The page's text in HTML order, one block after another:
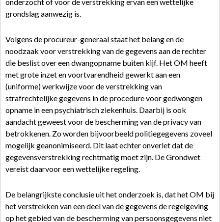
grondslag aanwezig is.
Volgens de procureur-generaal staat het belang en de
noodzaak voor verstrekking van de gegevens aan de rechter
die beslist over een dwangopname buiten kijf. Het OM heeft
met grote inzet en voortvarendheid gewerkt aan een
(uniforme) werkwijze voor de verstrekking van
strafrechtelijke gegevens in de procedure voor gedwongen
opname in een psychiatrisch ziekenhuis. Daarbij is ook
aandacht geweest voor de bescherming van de privacy van
betrokkenen. Zo worden bijvoorbeeld politiegegevens zoveel
mogelijk geanonimiseerd. Dit laat echter onverlet dat de
gegevensverstrekking rechtmatig moet zijn. De Grondwet
vereist daarvoor een wettelijke regeling.
De belangrijkste conclusie uit het onderzoek is, dat het OM bij
het verstrekken van een deel van de gegevens de regelgeving
op het gebied van de bescherming van persoonsgegevens niet